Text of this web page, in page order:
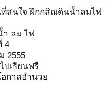
สนใจ ฝึกกสิณดินน้ำลมไฟ
ลม ไฟ
4
2555
เรียนฟรี
กาสอำนวย